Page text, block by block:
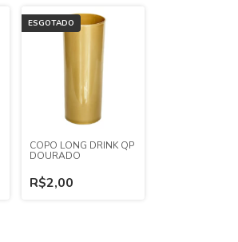
ESGOTADO
COPO LONG DRINK QP
DOURADO
R$2,00